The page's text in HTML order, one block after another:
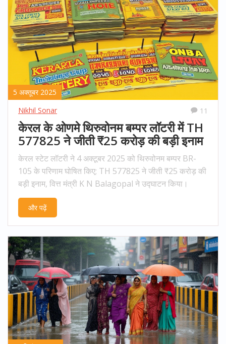
5 अक्तूबर 2025
Nikhil Sonar
11
केरल के ओणमे थिरुवोनम बम्पर लॉटरी में TH
577825 ने जीती ₹25 करोड़ की बड़ी इनाम
केरल स्टेट लॉटरी ने 4 अक्टूबर 2025 को थिरुवोनम बम्पर BR-
105 के परिणाम घोषित किए; TH 577825 ने जीती ₹25 करोड़ की
बड़ी इनाम, वित्त मंत्री K N Balagopal ने उद्घाटन किया।
और पढ़ें